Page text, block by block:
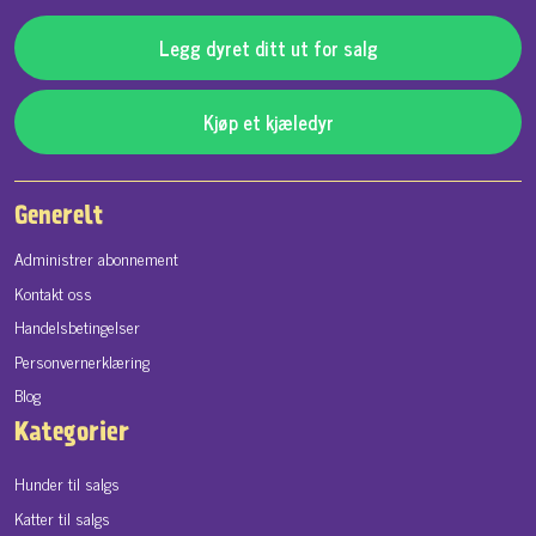
Legg dyret ditt ut for salg
Kjøp et kjæledyr
Generelt
Administrer abonnement
Kontakt oss
Handelsbetingelser
Personvernerklæring
Blog
Kategorier
Hunder til salgs
Katter til salgs